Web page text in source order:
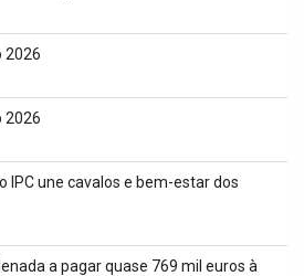
2026
2026
IPC une cavalos e bem-estar dos
a pagar quase 769 mil euros à